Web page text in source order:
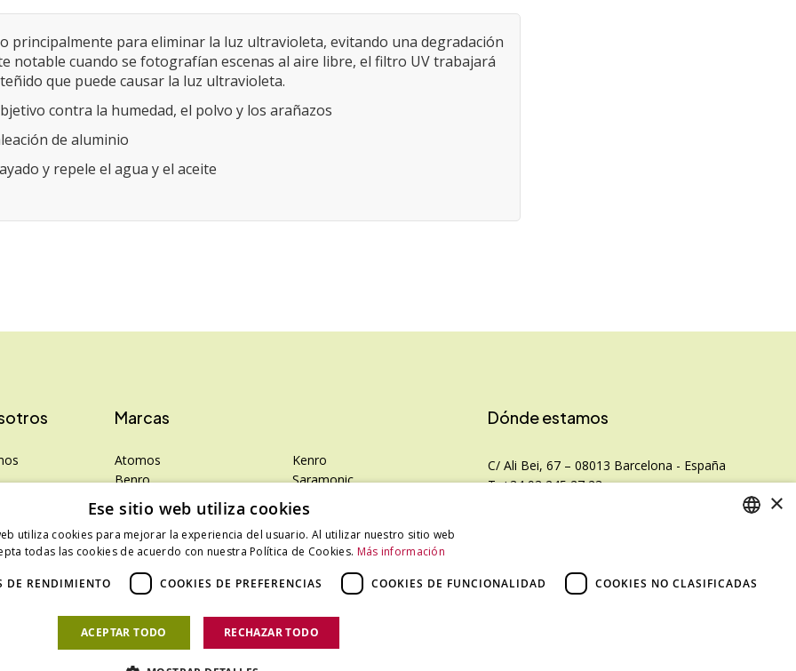
principalmente para eliminar la luz ultravioleta, evitando una degradación
notable cuando se fotografían escenas al aire libre, el filtro UV trabajará
que puede causar la luz ultravioleta.
contra la humedad, el polvo y los arañazos
de aluminio
y repele el agua y el aceite
Marcas
Atomos
Benro
Colbor
Falcam
Hahnemühle
LEE Filters
Phottix
Photosol
Kenro
Saramonic
SanDisk
SanDisk Professional
Tenba
Zeiss
Dónde estamos
C/ Ali Bei, 67 – 08013 Barcelona - España
T. +34 93 245 27 23
15.00h a 18.00h.
CATALAN
×
Ese sitio web utiliza cookies
utiliza cookies para mejorar la experiencia del usuario. Al utilizar nuestro sitio web
todas las cookies de acuerdo con nuestra Política de Cookies. Más información
DE RENDIMIENTO COOKIES DE PREFERENCIAS COOKIES DE FUNCIONALIDAD COOKIES NO CLASIFICADAS
ACEPTAR TODO RECHAZAR TODO